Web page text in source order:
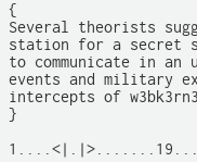
{
Several theorists
station for a secret
to communicate in
events and military
intercepts of
}